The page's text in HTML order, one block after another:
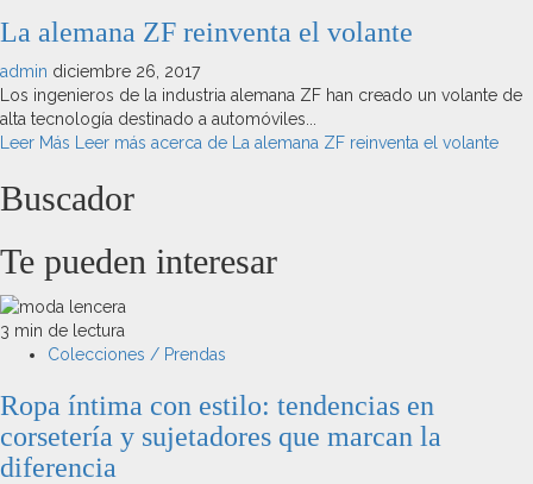
La alemana ZF reinventa el volante
admin diciembre 26, 2017
Los ingenieros de la industria alemana ZF han creado un volante de
alta tecnología destinado a automóviles...
Leer Más Leer más acerca de La alemana ZF reinventa el volante
Buscador
Te pueden interesar
3 min de lectura
Colecciones / Prendas
Ropa íntima con estilo: tendencias en
corsetería y sujetadores que marcan la
diferencia